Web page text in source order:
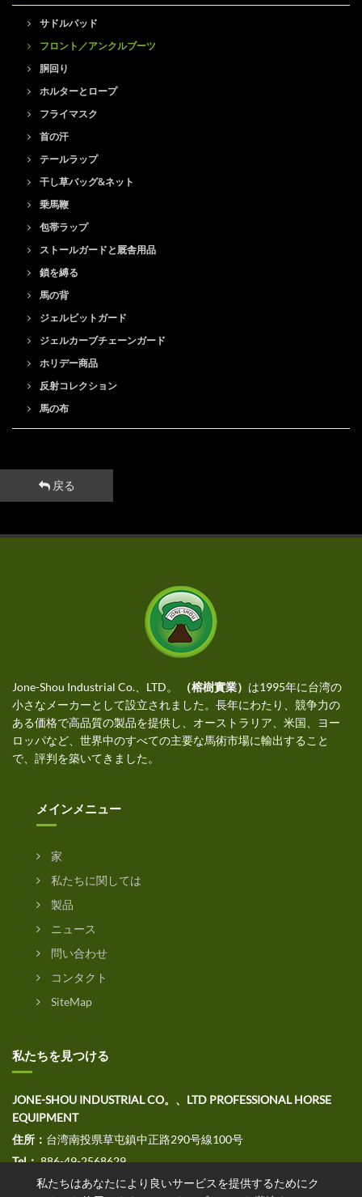
サドルパッド
フロント／アンクルブーツ
胴回り
ホルターとロープ
フライマスク
首の汗
テールラップ
干し草バッグ&ネット
乗馬鞭
包帯ラップ
ストールガードと厩舎用品
鎖を縛る
馬の背
ジェルビットガード
ジェルカーブチェーンガード
ホリデー商品
反射コレクション
馬の布
戻る
私たちはあなたにより良いサービスを提供するためにク
Jone-Shou Industrial Co.、LTD。 （榕樹實業） は1995年に台湾の
小さなメーカーとして設立されました。長年にわたり、競争力の
ある価格で高品質の製品を提供し、オーストラリア、米国、ヨー
ロッパなど、世界中のすべての主要な馬術市場に輸出すること
で、評判を築いてきました。
メインメニュー
家
私たちに関しては
製品
ニュース
問い合わせ
コンタクト
SiteMap
私たちを見つける
JONE-SHOU INDUSTRIAL CO。、LTD PROFESSIONAL HORSE
EQUIPMENT
住所： 台湾南投県草屯鎮中正路290号線100号
Tel：886-49-2568629
ファックス：886-49-2568691